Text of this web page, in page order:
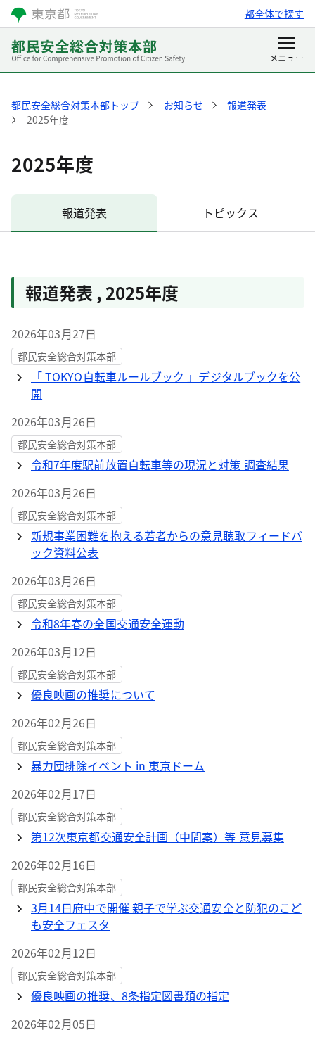
都全体で探す
都民安全総合対策本部トップ お知らせ
報道発表
2025年度
2025年度
報道発表 トピックス
報道発表 , 2025年度
2026年03月27日
都民安全総合対策本部
「 TOKYO自転車ルールブック 」デジタルブックを公
開
2026年03月26日
都民安全総合対策本部
令和7年度駅前放置自転車等の現況と対策 調査結果
2026年03月26日
都民安全総合対策本部
新規事業困難を抱える若者からの意見聴取フィードバ
ック資料公表
2026年03月26日
都民安全総合対策本部
令和8年春の全国交通安全運動
2026年03月12日
都民安全総合対策本部
優良映画の推奨について
2026年02月26日
都民安全総合対策本部
暴力団排除イベント in 東京ドーム
2026年02月17日
都民安全総合対策本部
第12次東京都交通安全計画（中間案）等 意見募集
2026年02月16日
都民安全総合対策本部
3月14日府中で開催 親子で学ぶ交通安全と防犯のこど
も安全フェスタ
2026年02月12日
都民安全総合対策本部
優良映画の推奨、8条指定図書類の指定
2026年02月05日